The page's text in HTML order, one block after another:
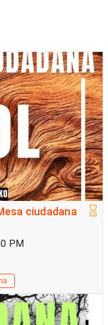
ciudadana
PM